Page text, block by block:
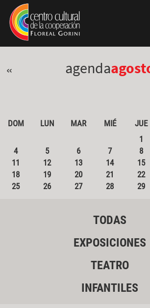
Pasar al contenido principal
Jump to main content
« agenda
DOM LUN MAR MIÉ JUE
1
4
5 6 7 8
11
12 13 14 15
18
19 20 21 22
25
26 27 28 29
TODAS
EXPOSICIONES
TEATRO
INFANTILES